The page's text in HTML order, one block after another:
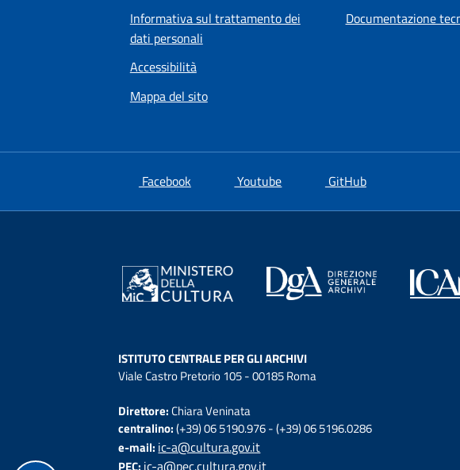
Informativa sul trattamento dei
dati personali
Accessibilità
Mappa del sito
Documentazione
Facebooksi apre in una nuova scheda
Youtubesi apre in una nuova scheda
GitHubsi apre in una
ISTITUTO CENTRALE PER GLI ARCHIVI
Viale Castro Pretorio 105 - 00185 Roma
Direttore:Chiara Veninata
centralino:(+39) 06 5190.976 - (+39) 06 5196.0286
e-mail: ic-a@cultura.gov.it
PEC: ic-a@pec.cultura.gov.it